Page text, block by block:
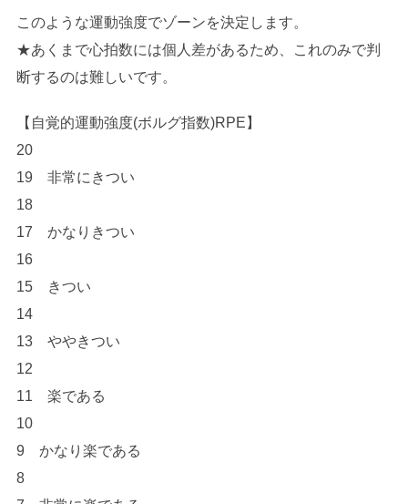
このような運動強度でゾーンを決定します。
★あくまで心拍数には個人差があるため、これのみで判
断するのは難しいです。
【自覚的運動強度(ボルグ指数)RPE】
20
19 非常にきつい
18
17 かなりきつい
16
15 きつい
14
13 ややきつい
12
11 楽である
10
9 かなり楽である
8